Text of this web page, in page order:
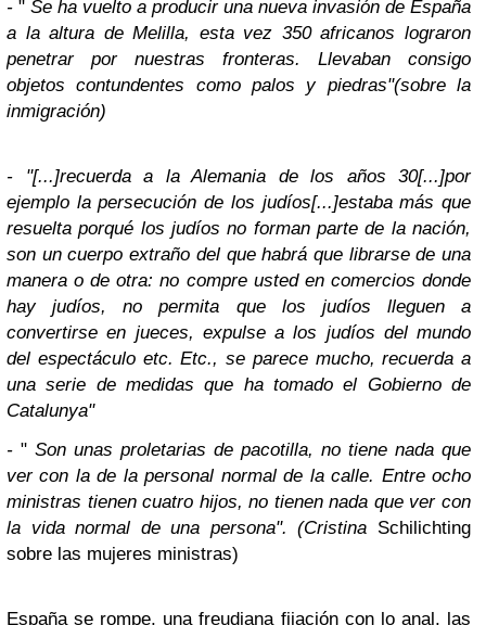
- " Se ha vuelto a producir una nueva invasión de España
a la altura de Melilla, esta vez 350 africanos lograron
penetrar por nuestras fronteras. Llevaban consigo
objetos contundentes como palos y piedras"(sobre la
inmigración)
- "[...]recuerda a la Alemania de los años 30[...]por
ejemplo la persecución de los judíos[...]estaba más que
resuelta porqué los judíos no forman parte de la nación,
son un cuerpo extraño del que habrá que librarse de una
manera o de otra: no compre usted en comercios donde
hay judíos, no permita que los judíos lleguen a
convertirse en jueces, expulse a los judíos del mundo
del espectáculo etc. Etc., se parece mucho, recuerda a
una serie de medidas que ha tomado el Gobierno de
Catalunya"
- " Son unas proletarias de pacotilla, no tiene nada que
ver con la de la personal normal de la calle. Entre ocho
ministras tienen cuatro hijos, no tienen nada que ver con
la vida normal de una persona". (Cristina Schilichting
sobre las mujeres ministras)
España se rompe, una freudiana fijación con lo anal, las